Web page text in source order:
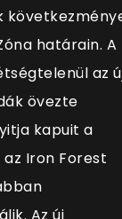
határain. A
az
övezte
kapuit a
Iron Forest